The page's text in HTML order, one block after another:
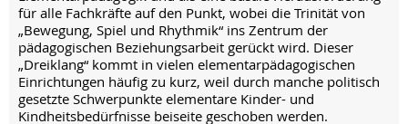
für alle Fachkräfte auf den Punkt, wobei die Trinität von
„Bewegung, Spiel und Rhythmik“ ins Zentrum der
pädagogischen Beziehungsarbeit gerückt wird. Dieser
„Dreiklang“ kommt in vielen elementarpädagogischen
Einrichtungen häufig zu kurz, weil durch manche politisch
gesetzte Schwerpunkte elementare Kinder- und
Kindheitsbedürfnisse beiseite geschoben werden.